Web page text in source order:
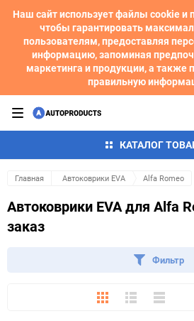
Наш сайт использует файлы cookie и
чтобы гарантировать
пользователям, предоставляя
информацию, запоминая
маркетинга и продукции, а также
правильную
КАТАЛОГ
Главная Автоковрики EVA Alfa Romeo
Автоковрики EVA для Alfa
заказ
Фильтр
ПлиткаПодробноКомпактно